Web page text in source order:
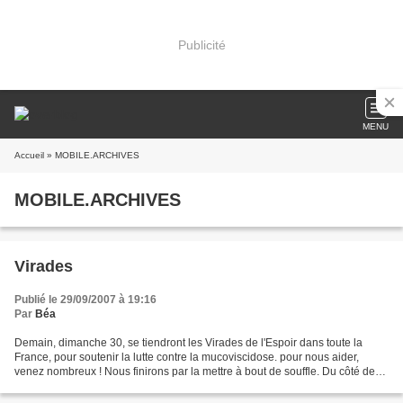
Publicité
MENU
Accueil » MOBILE.ARCHIVES
MOBILE.ARCHIVES
Virades
Publié le 29/09/2007 à 19:16
Par Béa
Demain, dimanche 30, se tiendront les Virades de l'Espoir dans toute la
France, pour soutenir la lutte contre la mucoviscidose. pour nous aider,
venez nombreux ! Nous finirons par la mettre à bout de souffle. Du côté de